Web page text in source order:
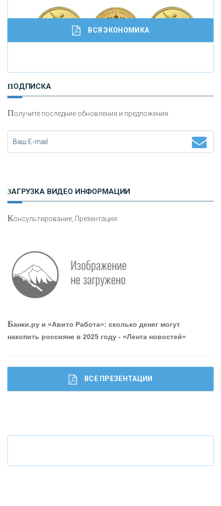
привлечь и удержать персонал - «Интервью»
И
сохранения и увеличения капитала
Что будет с наличными деньгами при цифровом
ВСЯ ЭКОНОМИКА
ПОДПИСКА
Получите последние обновления и предложения.
ЗАГРУЗКА ВИДЕО ИНФОРМАЦИИ
Консультирование, Презентация
Банки.ру и «Авито Работа»: сколько денег могут
накопить россияне в 2025 году - «Лента новостей»
ВСЕ ПРЕЗЕНТАЦИИ